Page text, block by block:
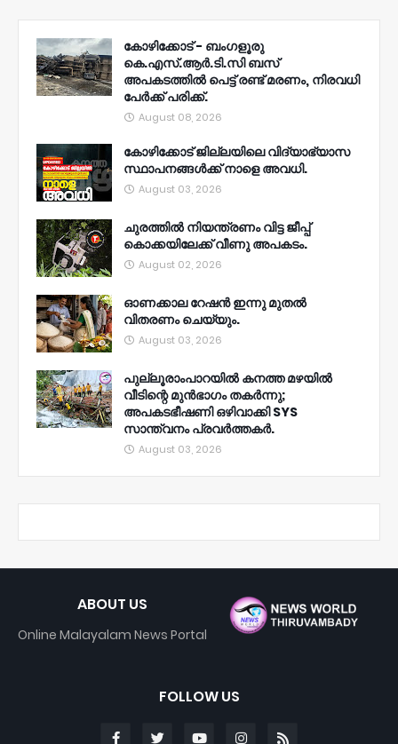
കോഴിക്കോട് - ബംഗളൂരു
കെ.എസ്.ആർ.ടി.സി ബസ്
അപകടത്തിൽ പെട്ട് രണ്ട് മരണം, നിരവധി
പേർക്ക് പരിക്ക്.
August 08, 2026
കോഴിക്കോട് ജില്ലയിലെ വിദ്യാഭ്യാസ
സ്ഥാപനങ്ങൾക്ക് നാളെ അവധി.
August 03, 2026
ചുരത്തിൽ നിയന്ത്രണം വിട്ട ജീപ്പ്
കൊക്കയിലേക്ക് വീണു അപകടം.
August 02, 2026
ഓണക്കാല റേഷൻ ഇന്നു മുതല്‍
വിതരണം ചെയ്യും.
August 03, 2026
പുല്ലൂരാംപാറയിൽ കനത്ത മഴയിൽ
വീടിന്റെ മുൻഭാഗം തകർന്നു;
അപകടഭീഷണി ഒഴിവാക്കി SYS
സാന്ത്വനം പ്രവർത്തകർ.
August 03, 2026
ABOUT US
Online Malayalam News Portal
FOLLOW US